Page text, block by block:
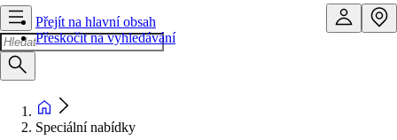
Přejít na hlavní obsah
Přeskočit na vyhledávání
Speciální nabídky